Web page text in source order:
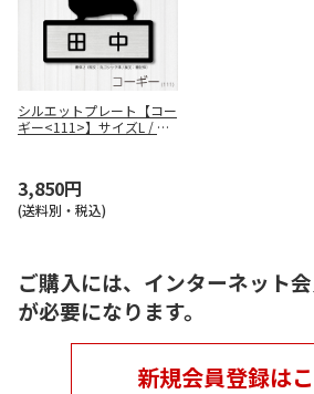
シルエットプレート【コー
ギー<111>】サイズL / シ
3,850円
(送料別・税込)
ご購入には、インターネット会
が必要になります。
新規会員登録は